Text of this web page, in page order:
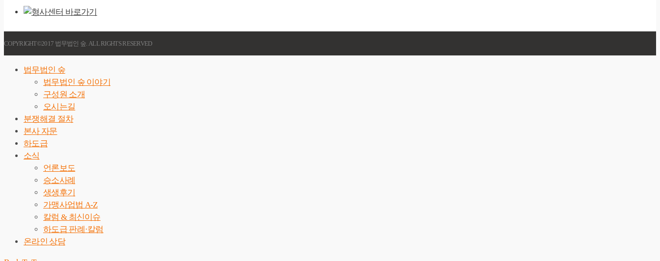
COPYRIGHT©2017 법무법인 숲. ALL RIGHTS RESERVED
법무법인 숲
법무법인 숲 이야기
구성원 소개
오시는길
분쟁해결 절차
본사 자문
하도급
소식
언론보도
승소사례
생생후기
가맹사업법 A-Z
칼럼 & 최신이슈
하도급 판례·칼럼
온라인 상담